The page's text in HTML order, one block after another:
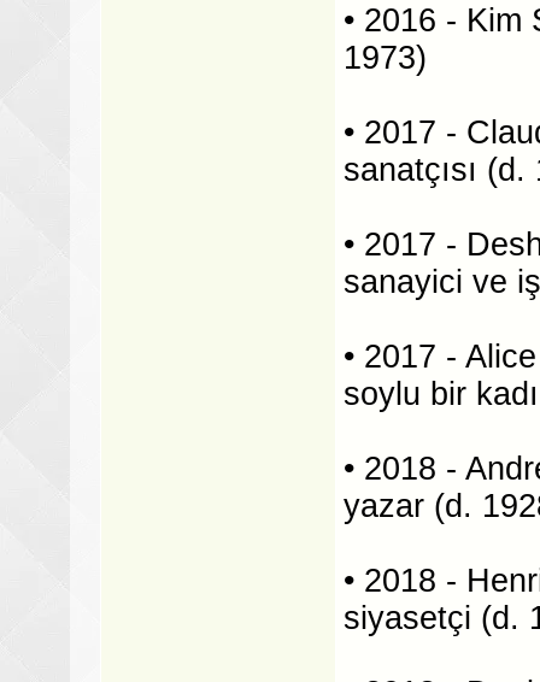
• 2016 - Kim
1973)
• 2017 -
sanatçısı (d.
• 2017 -
sanayici ve
• 2017 -
soylu bir
• 2018 -
yazar (d.
• 2018 -
siyasetçi (d.